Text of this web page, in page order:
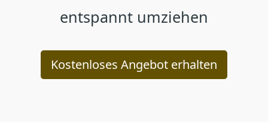
entspannt umziehen
Kostenloses Angebot erhalten